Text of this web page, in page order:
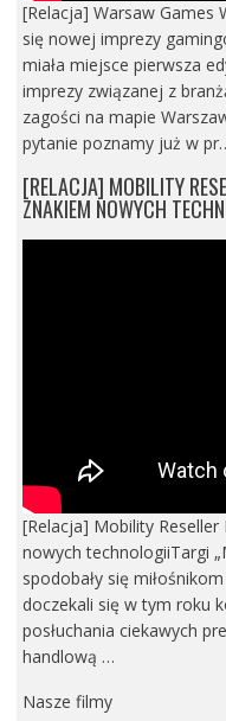
[Relacja] Warsaw Games
się nowej imprezy
miała miejsce pierwsza
imprezy związanej z
zagości na mapie
pytanie poznamy już w
[RELACJA] MOBILITY
ZNAKIEM NOWYCH
[Relacja] Mobility
nowych technologiiTargi
spodobały się
doczekali się w tym roku
posłuchania ciekawych
handlową …
Nasze filmy